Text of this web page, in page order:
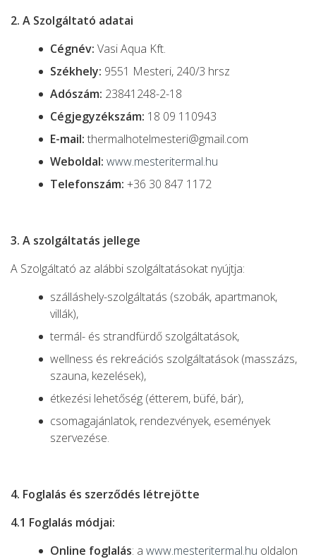
2. A Szolgáltató adatai
Cégnév: Vasi Aqua Kft.
Székhely: 9551 Mesteri, 240/3 hrsz
Adószám: 23841248-2-18
Cégjegyzékszám: 18 09 110943
E-mail: thermalhotelmesteri@gmail.com
Weboldal: www.mesteritermal.hu
Telefonszám: +36 30 847 1172
3. A szolgáltatás jellege
A Szolgáltató az alábbi szolgáltatásokat nyújtja:
szálláshely-szolgáltatás (szobák, apartmanok,
villák),
termál- és strandfürdő szolgáltatások,
wellness és rekreációs szolgáltatások (masszázs,
szauna, kezelések),
étkezési lehetőség (étterem, büfé, bár),
csomagajánlatok, rendezvények, események
szervezése.
4. Foglalás és szerződés létrejötte
4.1 Foglalás módjai:
Online foglalás: a www.mesteritermal.hu oldalon